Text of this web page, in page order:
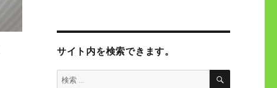
サイト内を検索できます。
検
検